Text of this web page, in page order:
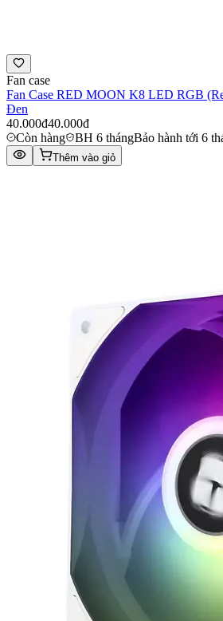
Fan case
Fan Case RED MOON K8 LED RGB
Đen
40.000đ40.000đ
Còn hàng
BH 6 thángBảo hành tới 6
Thêm vào giỏ